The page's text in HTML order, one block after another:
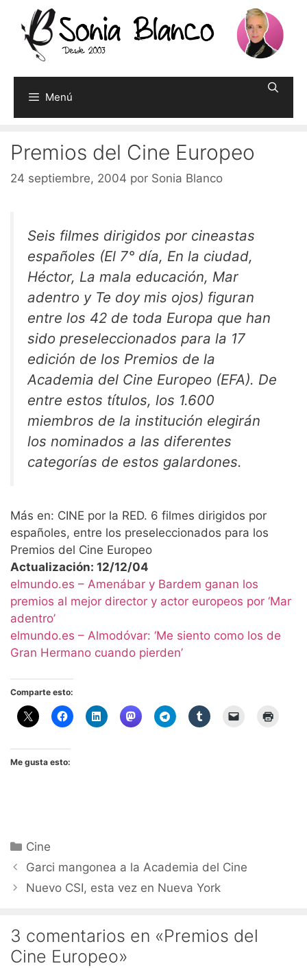
contenido
Menú
Premios del Cine Europeo
24 septiembre, 2004 por Sonia Blanco
Seis filmes dirigidos por cineastas
españoles (El 7° día, En la ciudad,
Héctor, La mala educación, Mar
adentro y Te doy mis ojos) figuran
entre los 42 de toda Europa que han
sido preseleccionados para la 17
edición de los Premios de la
Academia del Cine Europeo (EFA). De
entre estos títulos, los 1.600
miembros de la institución elegirán
los nominados a las diferentes
categorías de estos galardones.
Más en: CINE por la RED. 6 filmes dirigidos por
españoles, entre los preseleccionados para los
Premios del Cine Europeo
Actualización: 12/12/04
elmundo.es – Amenábar y Bardem ganan los
premios al mejor director y actor europeos por ‘Mar
adentro’
elmundo.es – Almodóvar: ‘Me siento como los de
Gran Hermano cuando pierden’
Comparte esto:
Me gusta esto:
Categorías
Cine
Garci mangonea a la Academia del Cine
Nuevo CSI, esta vez en Nueva York
3 comentarios en «Premios del
Cine Europeo»